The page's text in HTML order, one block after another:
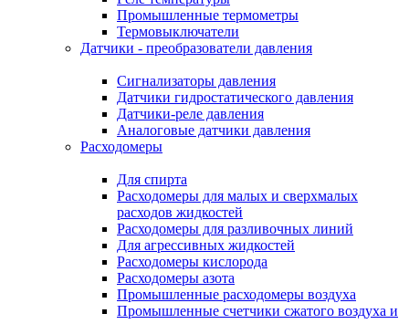
Промышленные термометры
Термовыключатели
Датчики - преобразователи давления
Сигнализаторы давления
Датчики гидростатического давления
Датчики-реле давления
Аналоговые датчики давления
Расходомеры
Для спирта
Расходомеры для малых и сверхмалых
расходов жидкостей
Расходомеры для разливочных линий
Для агрессивных жидкостей
Расходомеры кислорода
Расходомеры азота
Промышленные расходомеры воздуха
Промышленные счетчики сжатого воздуха и